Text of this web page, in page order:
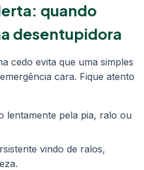
quando
desentupidora
cedo evita que uma simples
cara. Fique atento
lentamente pela pia, ralo ou
vindo de ralos,